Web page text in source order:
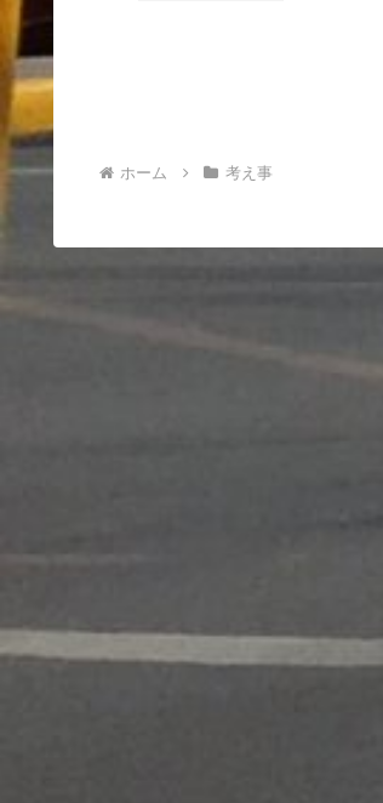
ホーム 考え事